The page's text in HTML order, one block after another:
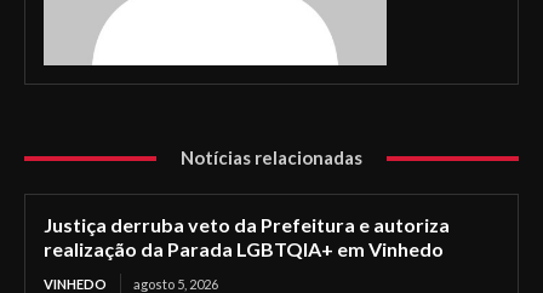
Notícias relacionadas
Justiça derruba veto da Prefeitura e autoriza
realização da Parada LGBTQIA+ em Vinhedo
VINHEDO agosto 5, 2026